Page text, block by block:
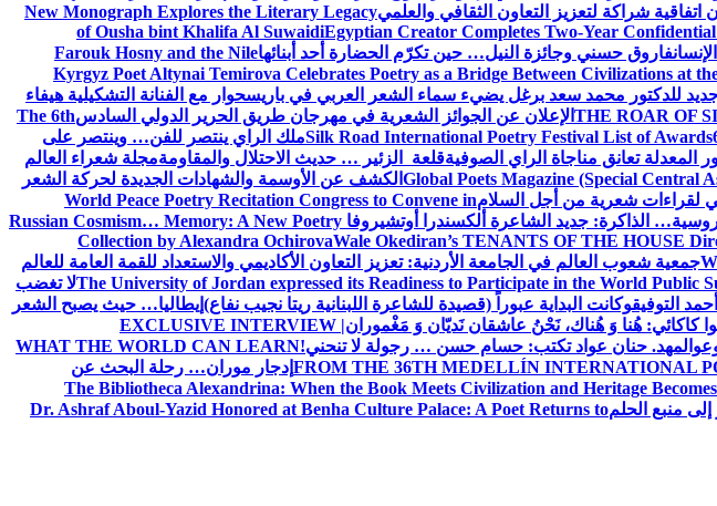
اتفاقية شراكة لتعزيز التعاون الثقافي والعلميNew Monograph Explores the Literary Legacy
of Ousha bint Khalifa Al SuwaidiEgyptian Creator Completes Two-Year
فاروق حسني وجائزة النيل… حين تكرّم الحضارة أحد أبنائهاFarouk Hosny and the Nile
Kyrgyz Poet Altynai Temirova Celebrates Poetry as a Bridge Between Civilizations at
للدكتور محمد سعد برغل يضيء سماء الشعر العربي في باريسحوار مع الفنانة التشكيلية هيفاء
THE ROAR OF الإعلان عن الجوائز الشعرية في مهرجان طريق الحرير الدولي السادسThe 6th
Silk Road International Poetry Festival List of Awardsملك الراي ينتصر للفن… وينتصر على
تعانق مناجاة الراي الصوفيةقلعة الزئير … حديث الاحتلال والمقاومةمجلة شعراء العالم
Global Poets Magazine (Special Central الكشف عن الأوسمة والشهادات الجديدة لحركة الشعر
لقراءات شعرية من أجل السلامWorld Peace Poetry Recitation Congress to Convene in
الذاكرة: جديد الشاعرة ألكسندرا أوتشيروفا Russian Cosmism… Memory: A New Poetry
Collection by Alexandra OchirovaWale Okediran’s TENANTS OF THE HOUSE
جمعية شعوب العالم في الجامعة الأردنية: تعزيز التعاون الأكاديمي والاستعداد للقمة العامة للعالم
The University of Jordan expressed its Readiness to Participate in the World Publicلا تغضب
التوفيقوكانت البداية عبوراً (قصيدة للشاعرة اللبنانية ريتا نجيب نفاع) إيطاليا… حيث يصبح الشعر
کاکائي: هُنا وَ هُناك، نَحْنُ عاشقان نَديّان وَ مَغْمورانEXCLUSIVE INTERVIEW |
د. حنان عواد تكتب: حسام حسن … رجولة لا تنحني!WHAT THE WORLD CAN LEARN
FROM THE 36TH MEDELLÍN INTERNATIONAL إدجار موران… رحلة البحث عن
The Bibliotheca Alexandrina: When the Book Meets Civilization and Heritage
منبع الحلمDr. Ashraf Aboul-Yazid Honored at Benha Culture Palace: A Poet Returns to